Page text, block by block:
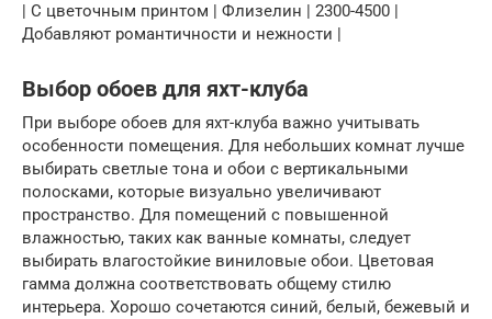
| С цветочным принтом | Флизелин | 2300-4500 |
Добавляют романтичности и нежности |
Выбор обоев для яхт-клуба
При выборе обоев для яхт-клуба важно учитывать
особенности помещения. Для небольших комнат лучше
выбирать светлые тона и обои с вертикальными
полосками, которые визуально увеличивают
пространство. Для помещений с повышенной
влажностью, таких как ванные комнаты, следует
выбирать влагостойкие виниловые обои. Цветовая
гамма должна соответствовать общему стилю
интерьера. Хорошо сочетаются синий, белый, бежевый и